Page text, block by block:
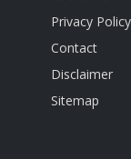
Privacy Policy
Contact
Disclaimer
Sitemap